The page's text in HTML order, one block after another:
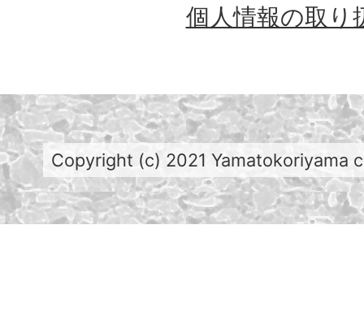
個人情報の取り
Copyright (c) 2021 Yamatokoriyama